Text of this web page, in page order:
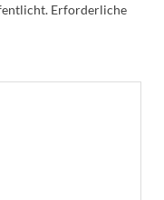
Erforderliche